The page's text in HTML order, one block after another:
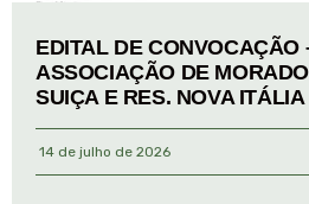
EDITAL DE CONVOCAÇÃO
ASSOCIAÇÃO DE
SUIÇA E RES. NOVA ITÁLIA
14 de julho de 2026